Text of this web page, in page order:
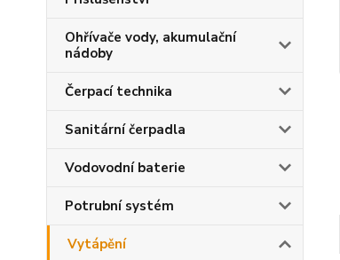
Ohřívače vody, akumulační
nádoby
Čerpací technika
Sanitární čerpadla
Vodovodní baterie
Potrubní systém
Vytápění